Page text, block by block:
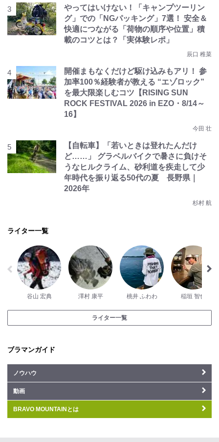
やってはいけない！「キャンプツーリン
グ」での「NGパッキング」7選！ 安全＆
快適につながる「荷物の順序や位置」積
載のコツとは？「実体験レポ」
辰口 稚菜
開催まもなくだけど駆け込みもアリ！ 参
加率100％経験者が教える “エゾロック”
を最大限楽しむコツ【RISING SUN
ROCK FESTIVAL 2026 in EZO・8/14～
16】
今田 壮
【自転車】「若いときは登れたんだけ
ど……」 グラベルバイクで暑さに負けそ
うなヒルクライム、砂利道を疾走して少
年時代を振り返る50代の夏 長野県｜
2026年
杉村 航
ライター一覧
谷山 宏典 澤村 康平 桃井 ふわわ 稲垣 智也
ライター一覧
ブラマンガイド
ノウハウ
動画
BRAVO MOUNTAINとは